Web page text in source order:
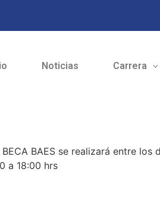
Noticias Carrera
BAES se realizará entre
a 18:00 hrs